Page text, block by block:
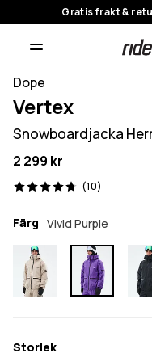
Gratis frakt &
Dope
Vertex
Snowboardjacka
2 299 kr
(10)
10 recensioner, 4.8/5
Färg Vivid Purple
Storlek